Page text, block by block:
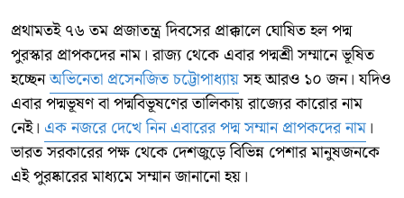
প্রথামতই ৭৬ তম প্রজাতন্ত্র দিবসের প্রাক্কালে ঘোষিত হল পদ্ম
পুরস্কার প্রাপকদের নাম। রাজ্য থেকে এবার পদ্মশ্রী সম্মানে ভূষিত
হচ্ছেনঅভিনেতা প্রসেনজিত চট্টোপাধ্যায়সহ আরও ১০ জন। যদিও
এবার পদ্মভূষণ বা পদ্মবিভূষণের তালিকায় রাজ্যের কারোর নাম
নেই। এক নজরে দেখে নিন এবারের পদ্ম সম্মান প্রাপকদের নাম।
ভারত সরকারের পক্ষ থেকে দেশজুড়ে বিভিন্ন পেশার মানুষজনকে
এই পুরষ্কারের মাধ্যমে সম্মান জানানো হয়।